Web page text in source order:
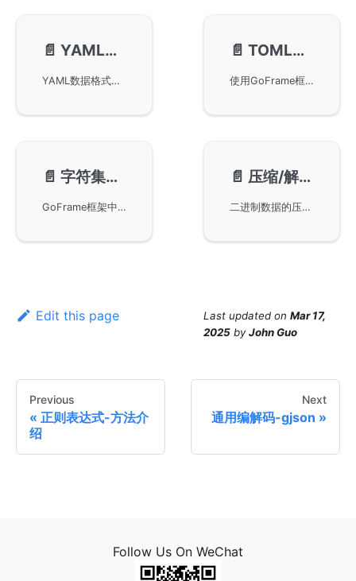
📄️ YAML编解码-gyaml
YAML数据格式的编解码方法，使用GoFrame框架下的gyaml库进行编码解析。通过导入github.com/gogf/gf/v2/encoding/gyaml包，可以方便地处理YAML格式的数据。此外，还提供了接口文档的链接供用户参考。
📄️ TOML编解码-gtoml
使用GoFrame框架进行TOML数据格式的编码解析的方法。通过引入gogf的gtoml包，可以方便地对TOML格式的数据进行编解码操作。文章还提供了接口文档的链接，帮助开发者更深入了解gtoml的使用细节。
📄️ 字符集转换-gcharset
GoFrame框架中的字符编码转换模块gcharset，支持如GBK、UTF-8等常见字符集的转换，为开发者提供了灵活的字符集兼容性。通过导入相关包，开发者可以实现不同字符集之间的转换，从而满足多语言、多地区用户的需求，提升应用程序的国际化与本地化能力。
📄️ 压缩/解压-gcompress
二进制数据的压缩和解压缩功能，特别是Zlib和GZip算法的使用方法。通过GoFrame框架，用户可以轻松实现数据压缩解压，具体实现请参考接口文档。本页面提供详细的调用示例和相关技术文档链接，帮助开发者快速上手。
Edit this page Last updated on Mar 17,
2025 byJohn Guo
Previous
正则表达式-方法介
绍
Next
通用编解码-gjson
Follow Us On WeChat